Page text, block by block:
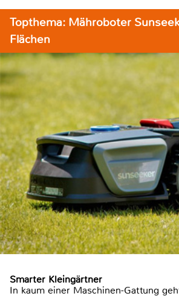
Topthema: Mähroboter
Flächen
Smarter Kleingärtner
In kaum einer Maschinen-Gattung